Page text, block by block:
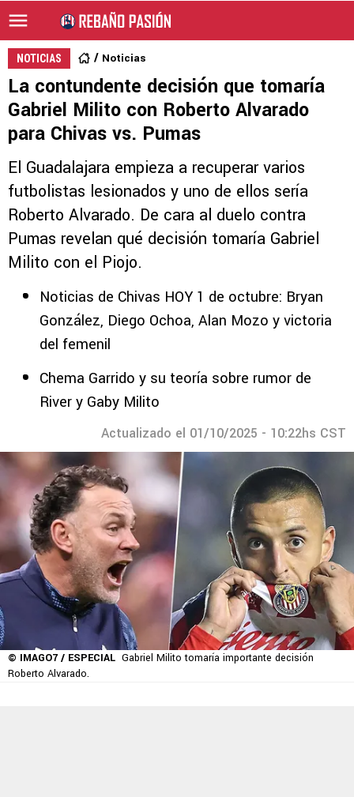
NOTICIAS Noticias
La contundente decisión que tomaría
Gabriel Milito con Roberto Alvarado
para Chivas vs. Pumas
El Guadalajara empieza a recuperar varios
futbolistas lesionados y uno de ellos sería
Roberto Alvarado. De cara al duelo contra
Pumas revelan qué decisión tomaría Gabriel
Milito con el Piojo.
Noticias de Chivas HOY 1 de octubre: Bryan
González, Diego Ochoa, Alan Mozo y victoria
del femenil
Chema Garrido y su teoría sobre rumor de
River y Gaby Milito
Actualizado el 01/10/2025 - 10:22hs CST
© IMAGO7 / ESPECIAL Gabriel Milito tomaría importante decisión
Roberto Alvarado.